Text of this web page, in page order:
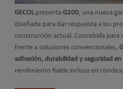
GECOL presenta G200, una nueva
diseñada para dar respuesta a los
construcción actual. Concebida para
frente a soluciones convencionales,
adhesión, durabilidad y seguridad
rendimiento fiable incluso en